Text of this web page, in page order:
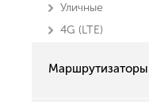
Уличные
4G (LTE)
Маршрутизаторы